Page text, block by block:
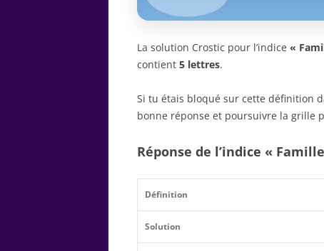
La solution Crostic pour l’indice «
contient 5 lettres.
Si tu étais bloqué sur cette définition
bonne réponse et poursuivre la grille
Réponse de l’indice «
Définition
Solution